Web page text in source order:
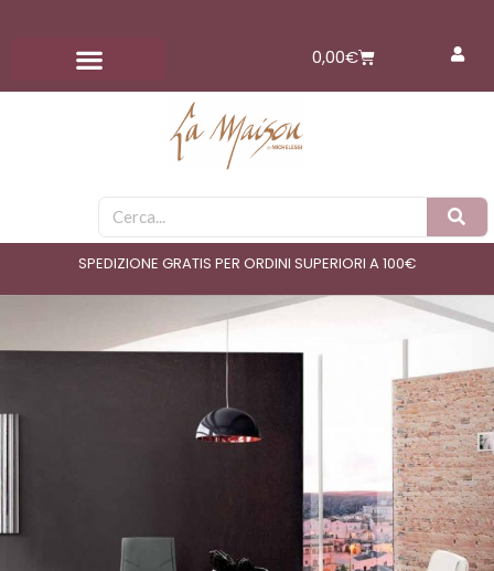
contenuto
0,00€Carrello
Cerca
SPEDIZIONE GRATIS PER ORDINI SUPERIORI A 100€